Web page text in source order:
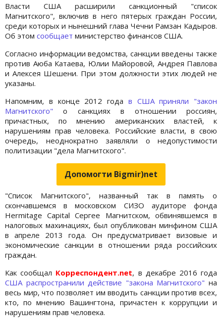
Власти США расширили санкционный "список
Магнитского", включив в него пятерых граждан России,
среди которых и нынешний глава Чечни Рамзан Кадыров.
Об этом сообщает министерство финансов США.
Согласно информации ведомства, санкции введены также
против Аюба Катаева, Юлии Майоровой, Андрея Павлова
и Алексея Шешени. При этом должности этих людей не
указаны.
Напомним, в конце 2012 года в США приняли "закон
Магнитского" о санкциях в отношении россиян,
причастных, по мнению американских властей, к
нарушениям прав человека. Российские власти, в свою
очередь, неоднократно заявляли о недопустимости
политизации "дела Магнитского".
Допомогти Bigmir)net
"Список Магнитского", названный так в память о
скончавшемся в московском СИЗО аудиторе фонда
Hermitage Capital Сергее Магнитском, обвинявшемся в
налоговых махинациях, был опубликован минфином США
в апреле 2013 года. Он предусматривает визовые и
экономические санкции в отношении ряда российских
граждан.
Как сообщал Корреспондент.net, в декабре 2016 года
США распространили действие "закона Магнитского" на
весь мир, что позволяет им вводить санкции против всех,
кто, по мнению Вашингтона, причастен к коррупции и
нарушениям прав человека.